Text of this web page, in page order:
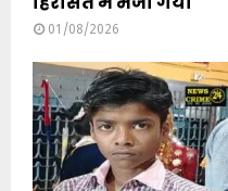
01/08/2026